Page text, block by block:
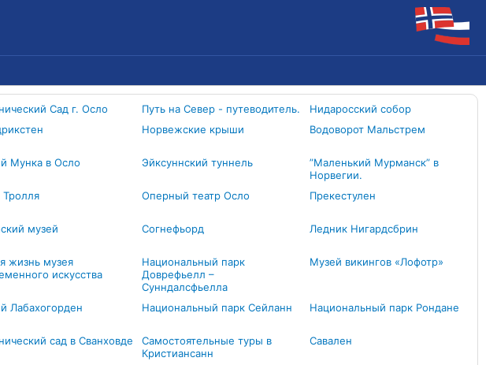
Сад г. Осло Путь на Север - путеводитель.
Нидаросский собор
Норвежские крыши Водоворот Мальстрем
Мунка в Осло Эйксуннский туннель
”Маленький Мурманск” в
Норвегии.
Тролля Оперный театр Осло Прекестулен
музей Согнефьорд Ледник Нигардсбрин
жизнь музея
искусства
Национальный парк
Доврефьелл –
Сунндалсфьелла
Музей викингов «Лофотр»
Лабахогорден Национальный парк Сейланн Национальный парк Рондане
сад в Сванховде
Самостоятельные туры в
Кристиансанн
Савален